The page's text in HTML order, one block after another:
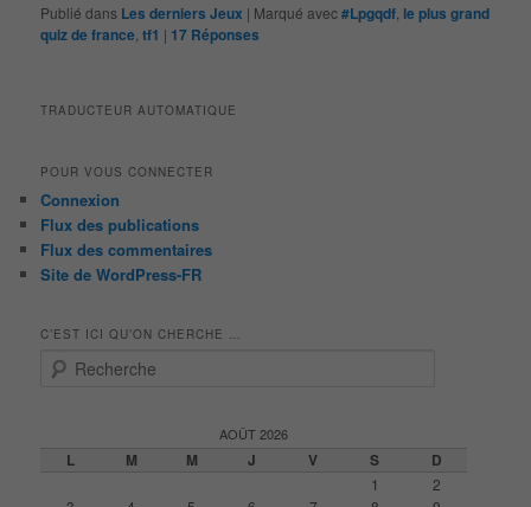
Publié dans Les derniers Jeux | Marqué avec#Lpgqdf le plus grand
quiz de france ,tf1 | 17 Réponses
TRADUCTEUR AUTOMATIQUE
POUR VOUS CONNECTER
Connexion
Flux des publications
Flux des commentaires
Site de WordPress-FR
C’EST ICI QU’ON CHERCHE …
AOÛT 2026
L M M J V S D
1
2